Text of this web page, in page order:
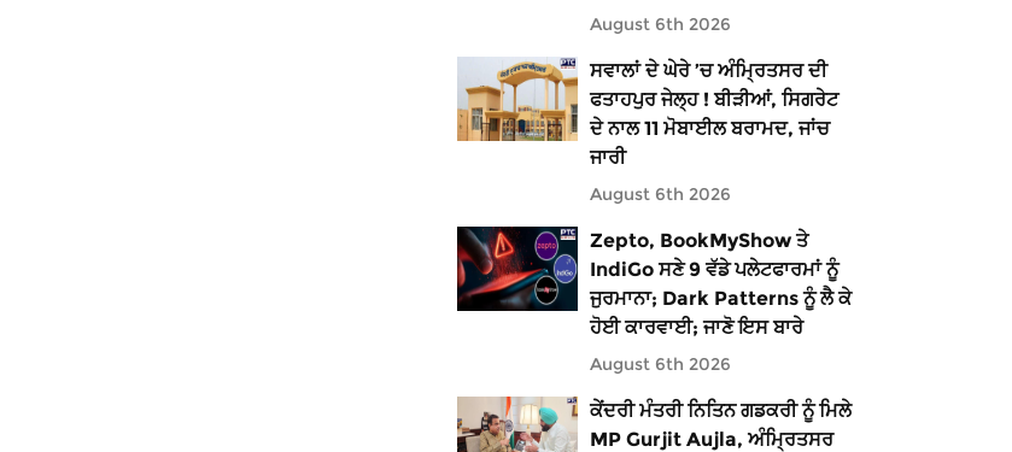
August 6th 2026
ਸਵਾਲਾਂ ਦੇ ਘੇਰੇ ’ਚ ਅੰਮ੍ਰਿਤਸਰ ਦੀ
ਫਤਾਹਪੁਰ ਜੇਲ੍ਹ ! ਬੀੜੀਆਂ, ਸਿਗਰੇਟ
ਦੇ ਨਾਲ 11 ਮੋਬਾਈਲ ਬਰਾਮਦ, ਜਾਂਚ
ਜਾਰੀ
August 6th 2026
Zepto, BookMyShow ਤੇ
IndiGo ਸਣੇ 9 ਵੱਡੇ ਪਲੇਟਫਾਰਮਾਂ ਨੂੰ
ਜੁਰਮਾਨਾ; Dark Patterns ਨੂੰ ਲੈ ਕੇ
ਹੋਈ ਕਾਰਵਾਈ; ਜਾਣੋ ਇਸ ਬਾਰੇ
August 6th 2026
ਕੇਂਦਰੀ ਮੰਤਰੀ ਨਿਤਿਨ ਗਡਕਰੀ ਨੂੰ ਮਿਲੇ
MP Gurjit Aujla, ਅੰਮ੍ਰਿਤਸਰ